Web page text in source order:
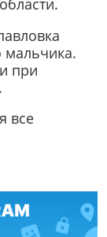
мальчика.
при
все